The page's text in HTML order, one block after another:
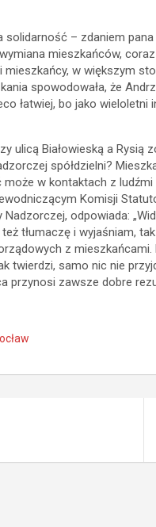
– zdaniem
mieszkańców,
w większym
spowodowała, że
łatwiej, bo jako
ulicą Białowieską a Rysią
spółdzielni?
może w kontaktach z
Komisji
Nadzorczej, odpowiada:
tłumaczę i wyjaśniam,
z
twierdzi, samo nic nie
przynosi zawsze dobre